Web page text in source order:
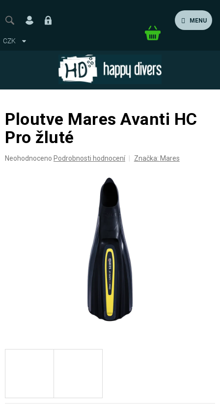
obsah
MENU
CZK
Nákupní
Ploutve Mares Avanti HC
Pro žluté
Průměrné
Neohodnoceno Podrobnosti hodnocení Značka: Mares